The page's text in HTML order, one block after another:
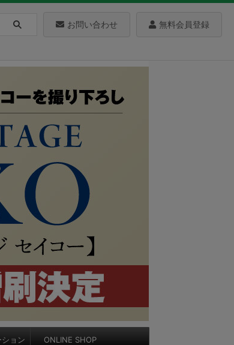
お問い合わせ 無料会員登録
ョン ONLINE SHOP